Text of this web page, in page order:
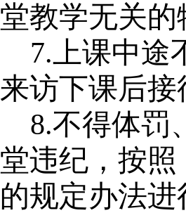
堂教学无关
7.上课中途
来访下课后接
8.不得体罚
堂违纪，按
的规定办法